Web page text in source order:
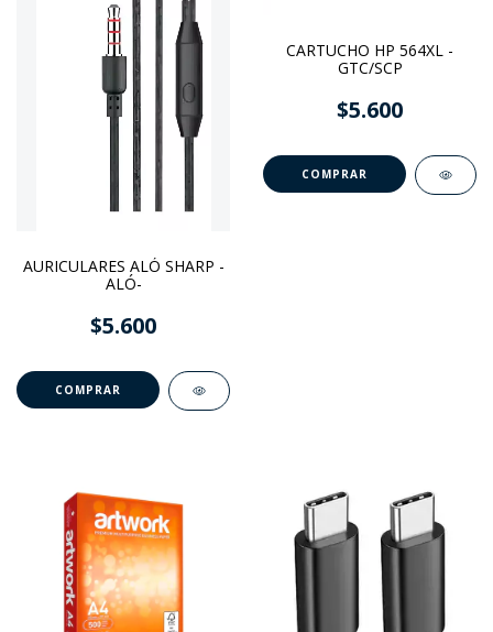
AURICULARES ALÓ SHARP -
ALÓ-
$5.600
CARTUCHO HP 564XL -
GTC/SCP
$5.600
COMPRAR